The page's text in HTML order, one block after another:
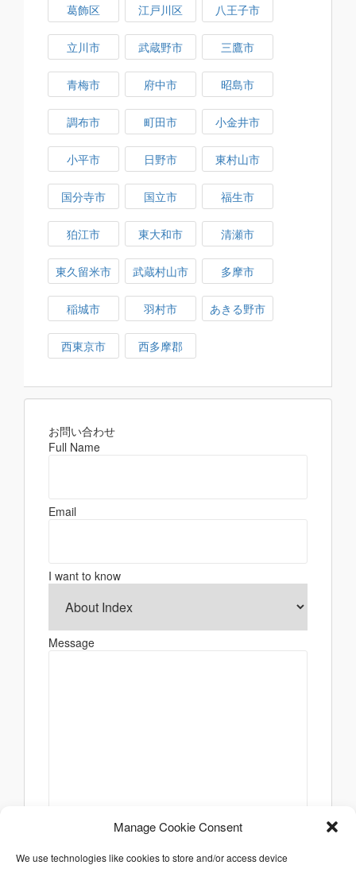
Manage Cookie Consent
We use technologies like cookies to store and/or access device
葛飾区 江戸川区 八王子市
立川市 武蔵野市 三鷹市
青梅市 府中市 昭島市
調布市 町田市 小金井市
小平市 日野市 東村山市
国分寺市 国立市 福生市
狛江市 東大和市 清瀬市
東久留米市 武蔵村山市 多摩市
稲城市 羽村市 あきる野市
西東京市 西多摩郡
お問い合わせ
Full Name
Email
I want to know
Message